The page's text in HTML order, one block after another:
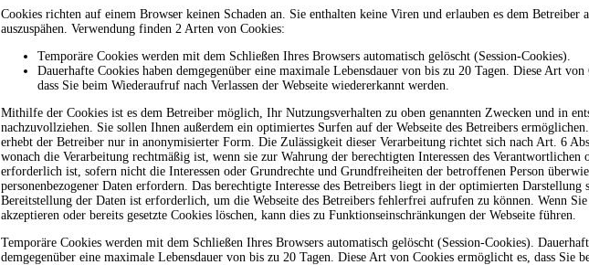
Cookies richten auf einem Browser keinen Schaden an. Sie enthalten keine Viren und erlauben es dem Betreiber
auszuspähen. Verwendung finden 2 Arten von Cookies:
Temporäre Cookies werden mit dem Schließen Ihres Browsers automatisch gelöscht (Session-Cookies).
Dauerhafte Cookies haben demgegenüber eine maximale Lebensdauer von bis zu 20 Tagen. Diese Art
dass Sie beim Wiederaufruf nach Verlassen der Webseite wiedererkannt werden.
Mithilfe der Cookies ist es dem Betreiber möglich, Ihr Nutzungsverhalten zu oben genannten Zwecken und in
nachzuvollziehen. Sie sollen Ihnen außerdem ein optimiertes Surfen auf der Webseite des Betreibers
erhebt der Betreiber nur in anonymisierter Form. Die Zulässigkeit dieser Verarbeitung richtet sich nach Art. 6
wonach die Verarbeitung rechtmäßig ist, wenn sie zur Wahrung der berechtigten Interessen des Verantwortlichen
erforderlich ist, sofern nicht die Interessen oder Grundrechte und Grundfreiheiten der betroffenen Person
personenbezogener Daten erfordern. Das berechtigte Interesse des Betreibers liegt in der optimierten Darstellung
Bereitstellung der Daten ist erforderlich, um die Webseite des Betreibers fehlerfrei aufrufen zu können. Wenn
akzeptieren oder bereits gesetzte Cookies löschen, kann dies zu Funktionseinschränkungen der Webseite führen.
Temporäre Cookies werden mit dem Schließen Ihres Browsers automatisch gelöscht (Session-Cookies).
demgegenüber eine maximale Lebensdauer von bis zu 20 Tagen. Diese Art von Cookies ermöglicht es, dass Sie